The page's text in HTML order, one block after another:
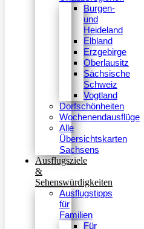
Burgen-
und
Heideland
Elbland
Erzgebirge
Oberlausitz
Sächsische
Schweiz
Vogtland
Dorfschönheiten
Wochenendausflüge
Alle
Übersichtskarten
Sachsens
Ausflugsziele
&
Sehenswürdigkeiten
Ausflugstipps
für
Familien
Für